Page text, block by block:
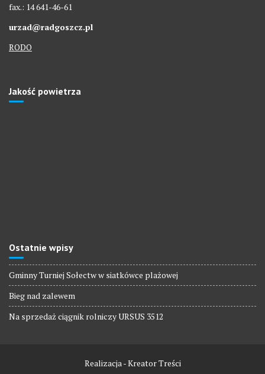
fax.: 14 641-46-61
urzad@radgoszcz.pl
RODO
Jakość powietrza
Ostatnie wpisy
Gminny Turniej Sołectw w siatkówce plażowej
Bieg nad zalewem
Na sprzedaż ciągnik rolniczy URSUS 3512
Realizacja - Kreator Treści